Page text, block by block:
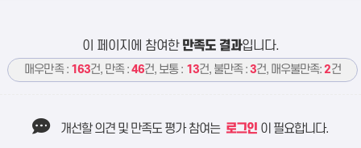
이 페이지에 참여한 만족도 결과입니다.
매우만족 : 163건, 만족 :46건, 보통 : 13건, 불만족 :3건, 매우불만족:2건
개선할 의견 및 만족도 평가 참여는 로그인 이 필요합니다.